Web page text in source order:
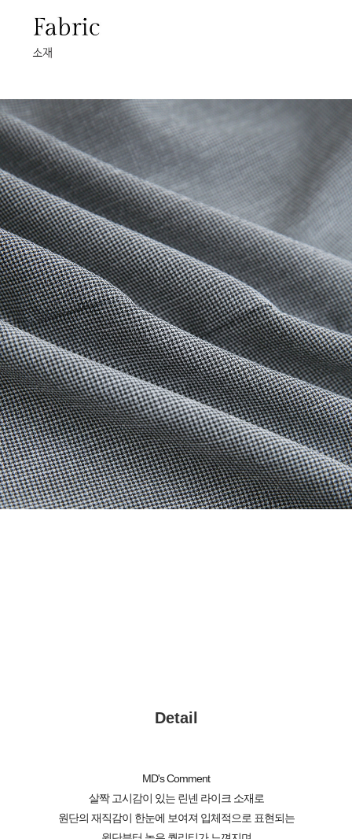
Detail
MD's Comment
살짝 고시감이 있는 린넨 라이크 소재로
원단의 재직감이 한눈에 보여져 입체적으로 표현되는